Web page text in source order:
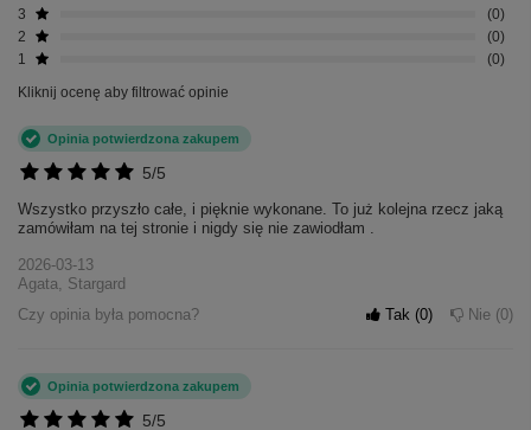
3
0
2
0
1
0
Kliknij ocenę aby filtrować opinie
5/5
Opinia potwierdzona zakupem
Wszystko przyszło całe, i pięknie wykonane. To już kolejna rzecz jaką
zamówiłam na tej stronie i nigdy się nie zawiodłam .
2026-03-13
Agata, Stargard
Czy opinia była pomocna?
Tak 0 Nie 0
5/5
Opinia potwierdzona zakupem